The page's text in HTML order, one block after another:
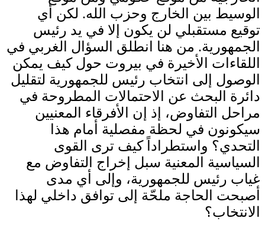
الوسيط بين الخارج وحزب الله. لكن أي
توقيع مستقبلي لن يكون إلا في يد رئيس
الجمهورية. من هنا انطلق السؤال الغربي في
اللقاءات الأخيرة في بيروت حول كيف يمكن
الوصول إلى انتخاب رئيس للجمهورية لتقليل
دائرة البحث عن الاحتمالات المطروحة في
مراحل التفاوض، إذ إن الأفرقاء المعنيين
سيكونون في لحظة مفصلية أمام هذا
التحدي؟ واستطراداً كيف ترى القوى
السياسية المعنية سبل إخراج التفاوض مع
غياب رئيس للجمهورية، وإلى أي مدى
أصبحت الحاجة ملحّة إلى توافق داخلي لهذا
الانتخاب؟